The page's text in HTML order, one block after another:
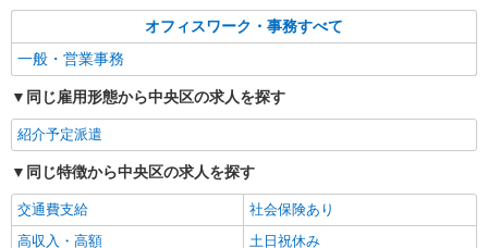
オフィスワーク・事務すべて
一般・営業事務
同じ雇用形態から中央区の求人を探す
紹介予定派遣
同じ特徴から中央区の求人を探す
交通費支給
社会保険あり
高収入・高額
土日祝休み